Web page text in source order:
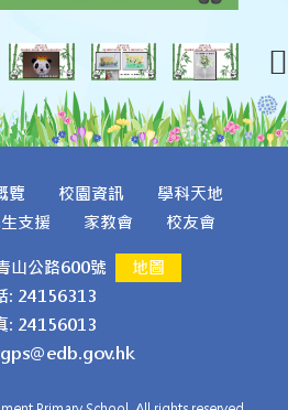
覽 校園資訊
學科天地
支援 家教會 校友會
山公路600號
地圖
: 24156313
: 24156013